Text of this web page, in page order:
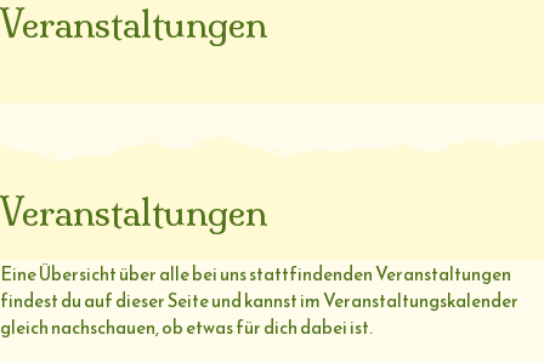
Veranstaltungen
Veranstaltungen
Eine Übersicht über alle bei uns stattfindenden Veranstaltungen
findest du auf dieser Seite und kannst im Veranstaltungskalender
gleich nachschauen, ob etwas für dich dabei ist.